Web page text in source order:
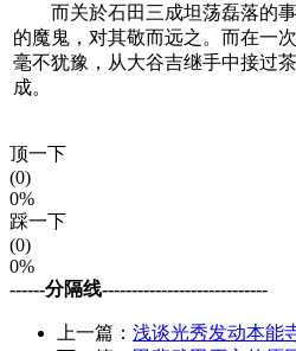
而关於石田三成坦荡磊落的事
的魔鬼，对其敬而远之。而在一
毫不犹豫，从大谷吉继手中接过
成。
顶一下
(0)
0%
踩一下
(0)
0%
------分隔线----------------------------
上一篇： 浅谈光秀发动本能